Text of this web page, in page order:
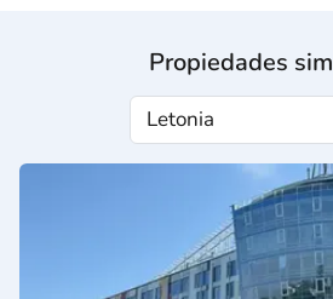
Propiedades